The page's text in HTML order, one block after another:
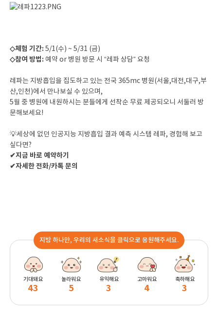
◇체험 기간: 5/1(수) ~ 5/31 (금)
◇참여 방법: 예약 or 병원 방문 시 “레파 상담” 요청
레파는 지방흡입을 집도하고 있는 전국 365mc 병원(서울,대전,대구,부
산,인천)에서 만나보실 수 있으며,
5월 중 병원에 내원하시는 분들에게 선착순 무료 제공되오니 서둘러 방
문해보세요!
💡세상에 없던 인공지능 지방흡입 결과 예측 시스템 레파, 경험해 보고
싶다면?
✔지금 바로 예약하기
✔자세한 전화/카톡 문의
지방 하나만, 우리의 새소식을 클릭으로 응원해주세요.
기대돼요
43
놀라워요
5
유익해요
3
고마워요
4
축하해요
3